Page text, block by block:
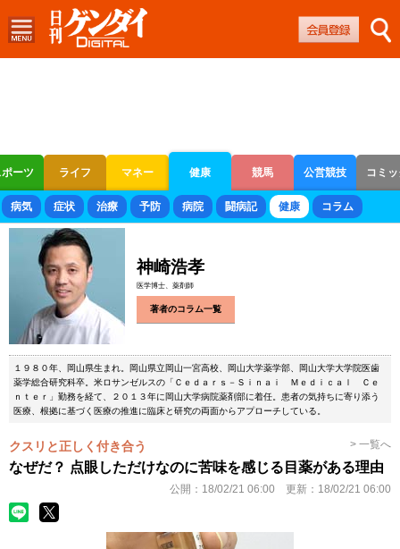
ーツ ライフ マネー 健康 競馬 公営競技 コミ
ボートレース 競輪 オートレース
病気 症状 治療 予防 病院 闘病記 健康 コラム
神崎浩孝
医学博士、薬剤師
著者のコラム一覧
１９８０年、岡山県生まれ。岡山県立岡山一宮高校、岡山大学薬学部、岡山大学大学院医歯
薬学総合研究科卒。米ロサンゼルスの「Ｃｅｄａｒｓ－Ｓｉｎａｉ Ｍｅｄｉｃａｌ Ｃｅ
ｎｔｅｒ」勤務を経て、２０１３年に岡山大学病院薬剤部に着任。患者の気持ちに寄り添う
医療、根拠に基づく医療の推進に臨床と研究の両面からアプローチしている。
クスリと正しく付き合う > 一覧へ
なぜだ？ 点眼しただけなのに苦味を感じる目薬がある理由
公開： 18/02/21 06:00 更新： 18/02/21 06:00